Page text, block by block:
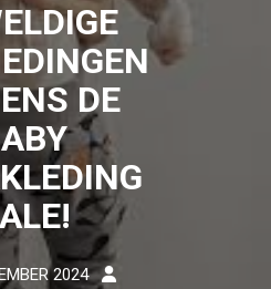
DE
2024